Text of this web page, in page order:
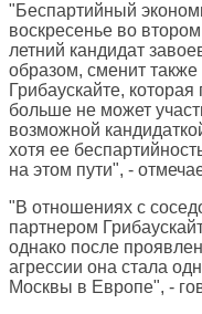
"Беспартийный
воскресенье во
летний кандидат
образом, сменит
Грибаускайте,
больше не может
возможной
хотя ее
на этом пути", -
"В отношениях с
партнером
однако после
агрессии она стала
Москвы в Европе", -